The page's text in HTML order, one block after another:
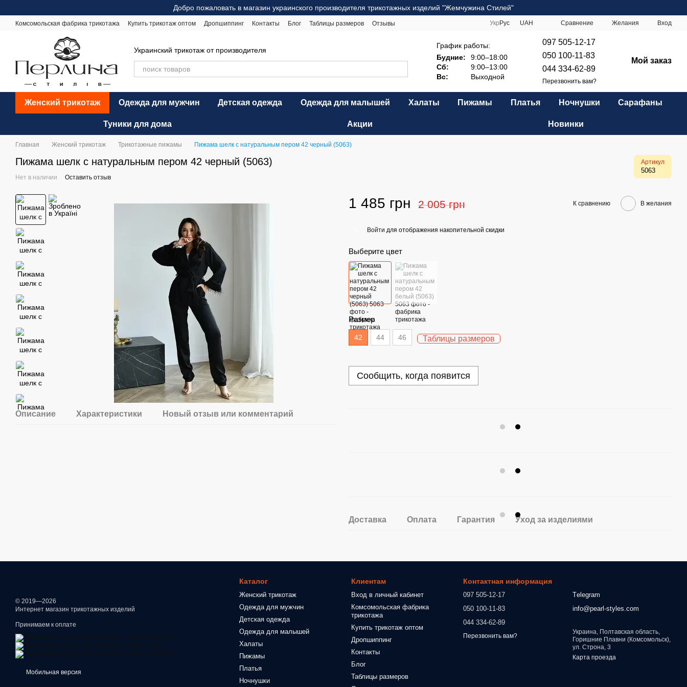
Добро пожаловать в магазин украинского производителя трикотажных изделий "Жемчужина Стилей"
Комсомольская фабрика трикотажа Купить трикотаж оптом Дропшиппинг Контакты Блог Таблицы размеров
Отзывы
Укр Рус UAH Сравнение Желания Вход
Украинский трикотаж от производителя
График работы:
Будние:
9:00–18:00
Сб:
9:00–13:00
Вс:
Выходной
097 505-12-17
050 100-11-83
044 334-62-89
Перезвонить вам?
Мой заказ
Женский трикотаж Одежда для мужчин Детская одежда Одежда для малышей Халаты Пижамы Платья Ночнушки Сарафаны
Туники для дома Акции Новинки
Главная Женский трикотаж Трикотажные пижамы Пижама шелк с натуральным пером 42 черный (5063)
Пижама шелк с натуральным пером 42 черный (5063) Артикул
5063
Нет в наличии Оставить отзыв
Описание Характеристики Новый отзыв или комментарий
1 485 грн 2 005 грн К сравнению В желания
Войти для отображения накопительной скидки
Выберите цвет
Размер
42 44 46 Таблицы размеров
Сообщить, когда появится
Доставка Оплата Гарантия Уход за изделиями
© 2019—2026
Интернет магазин трикотажных изделий
Принимаем к оплате
Мобильная версия
Каталог
Женский трикотаж
Одежда для мужчин
Детская одежда
Одежда для малышей
Халаты
Пижамы
Платья
Ночнушки
Клиентам
Вход в личный кабинет
Комсомольская фабрика
трикотажа
Купить трикотаж оптом
Дропшиппинг
Контакты
Блог
Таблицы размеров
Контактная информация
097 505-12-17
050 100-11-83
044 334-62-89
Перезвонить вам?
Тelegram
info@pearl-styles.com
Украина, Полтавская область,
Горишние Плавни (Комсомольск),
ул. Строна, 3
Карта проезда